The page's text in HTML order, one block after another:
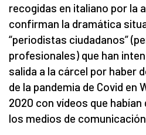
recogidas en italiano por la
confirman la dramática
“periodistas ciudadanos”
profesionales) que han
salida a la cárcel por haber
de la pandemia de Covid en
2020 con vídeos que
los medios de